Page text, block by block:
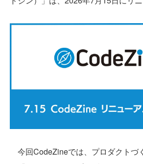
今回CodeZineでは、プロダクトづ